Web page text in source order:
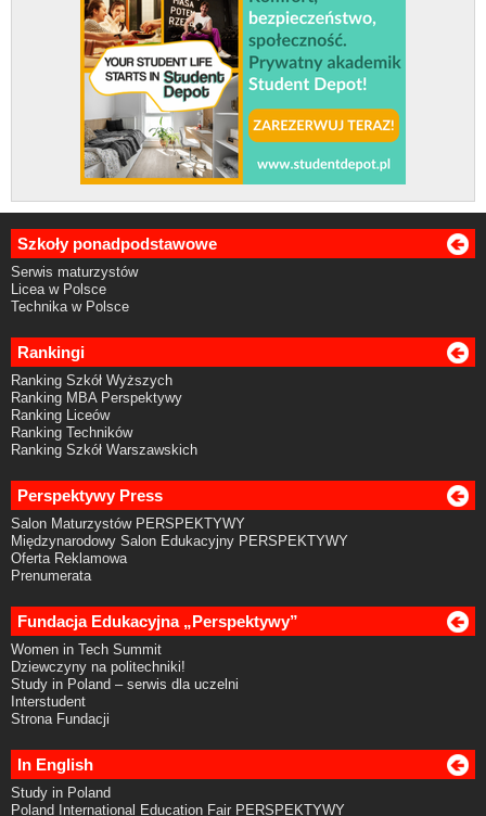
Szkoły ponadpodstawowe
Serwis maturzystów
Licea w Polsce
Technika w Polsce
Rankingi
Ranking Szkół Wyższych
Ranking MBA Perspektywy
Ranking Liceów
Ranking Techników
Ranking Szkół Warszawskich
Perspektywy Press
Salon Maturzystów PERSPEKTYWY
Międzynarodowy Salon Edukacyjny PERSPEKTYWY
Oferta Reklamowa
Prenumerata
Fundacja Edukacyjna „Perspektywy”
Women in Tech Summit
Dziewczyny na politechniki!
Study in Poland – serwis dla uczelni
Interstudent
Strona Fundacji
In English
Study in Poland
Poland International Education Fair PERSPEKTYWY